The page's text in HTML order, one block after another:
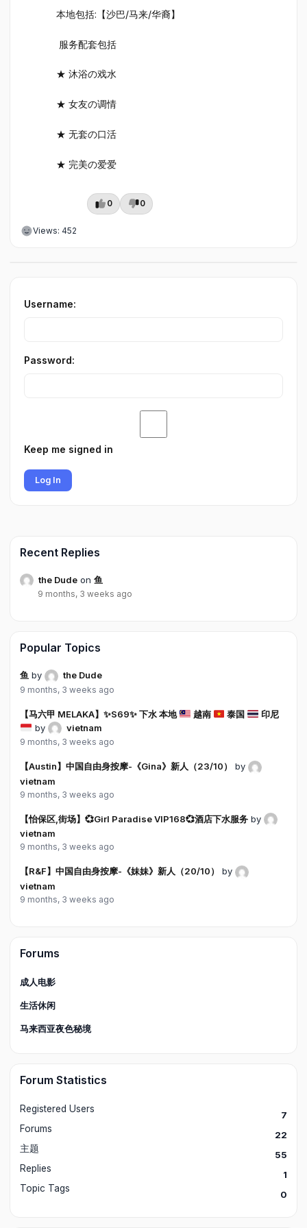
本地包括:【沙巴/马来/华裔】
服务配套包括
★ 沐浴の戏水
★ 女友の调情
★ 无套の口活
★ 完美の爱爱
0 0
Views: 452
Username:
Password:
Keep me signed in
Log In
Recent Replies
the Dude on 鱼
9 months, 3 weeks ago
Popular Topics
鱼 by the Dude
9 months, 3 weeks ago
【马六甲 MELAKA】 ✨S69✨下水 本地 越南 泰国
印尼
by
vietnam
9 months, 3 weeks ago
【Austin】中国自由身按摩-《Gina》新人（23/10）
by
vietnam
9 months, 3 weeks ago
【怡保区,街场】💞Girl Paradise VIP168💞酒店下水服务 by
vietnam
9 months, 3 weeks ago
【R&F】中国自由身按摩-《妹妹》新人（20/10）
by
vietnam
9 months, 3 weeks ago
Forums
成人电影
生活休闲
马来西亚夜色秘境
Forum Statistics
Registered Users
7
Forums
22
主题
55
Replies
1
Topic Tags
0